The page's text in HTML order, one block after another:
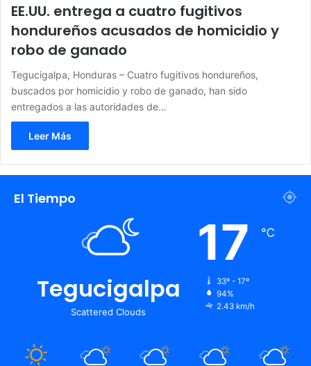
EE.UU. entrega a cuatro fugitivos
hondureños acusados de homicidio y
robo de ganado
Tegucigalpa, Honduras – Cuatro fugitivos hondureños,
buscados por homicidio y robo de ganado, han sido
entregados a las autoridades de…
Leer Más
El Tiempo
Tegucigalpa
Scattered Clouds
17 ℃
33º - 17º
94%
2.43 km/h